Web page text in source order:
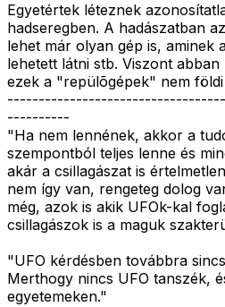
Egyetértek léteznek
hadseregben. A hadászatban
lehet már olyan gép is, aminek
lehetett látni stb. Viszont
ezek a "repülõgépek" nem
----------
"Ha nem lennének, akkor a
szempontból teljes lenne és
akár a csillagászat is
nem így van, rengeteg dolog
még, azok is akik UFOk-kal
csillagászok is a maguk
"UFO kérdésben továbbra
Merthogy nincs UFO tanszék,
egyetemeken."